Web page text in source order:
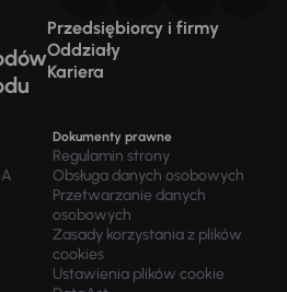
Przedsiębiorcy i firmy
Oddziały
Kariera
Dokumenty prawne
Regulamin strony
Obsługa danych osobowych
Przetwarzanie danych
osobowych
Zasady korzystania z plików
cookies
Ustawienia plików cookie